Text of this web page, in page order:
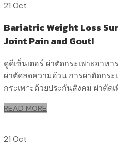
21 Oct
Bariatric Weight Loss
Joint Pain and Gout!
ดูดีเซ็นเตอร์ ผ่าตัดกระเพาะอาห
ผ่าตัดลดความอ้วน การผ่าตัดกร
กระเพาะด้วยประกันสังคม ผ่าตั
READ MORE
21 Oct